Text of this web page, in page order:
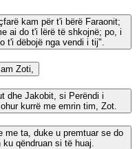
kam për t'i bërë Faraonit;
ai do t'i lërë të shkojnë; po, i
t'i dëbojë nga vendi i tij".
Zoti,
dhe Jakobit, si Perëndi i
kurrë me emrin tim, Zot.
me ta, duke u premtuar se do
qëndruan si të huaj.